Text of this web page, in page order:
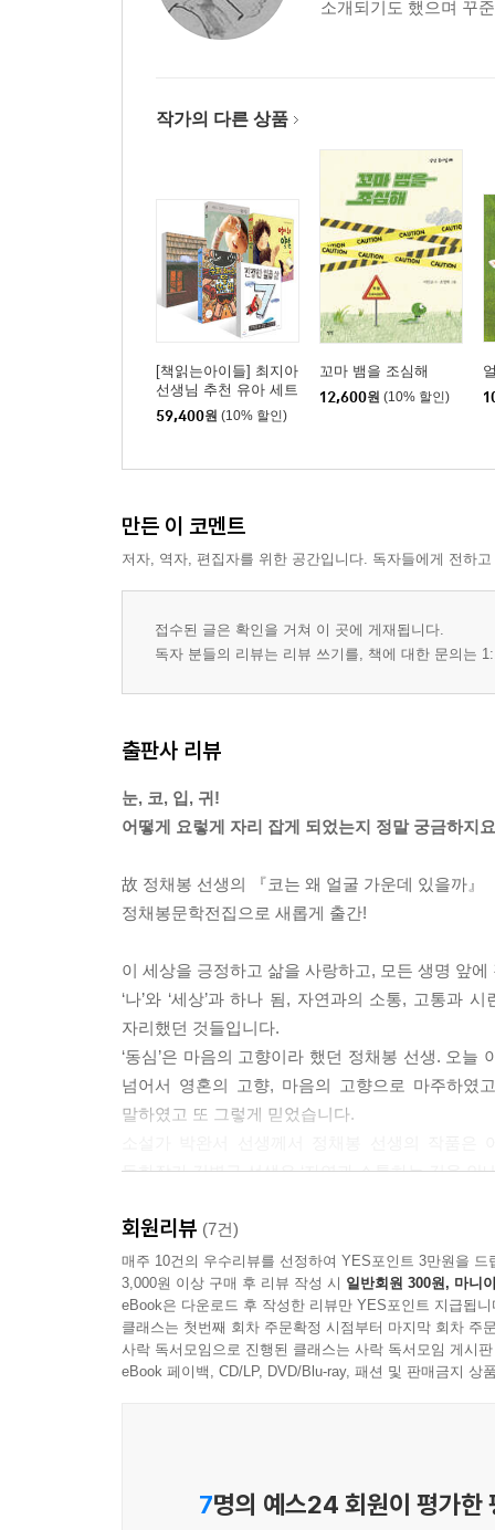
소개되기도 했으며 꾸
작가의 다른 상품
[책읽는아이들] 최지아
선생님 추천 유아 세트
59,400원 (10% 할인)
꼬마 뱀을 조심해
12,600원 (10% 할인)
만든 이 코멘트
저자, 역자, 편집자를 위한 공간입니다. 독자들에게 전하
접수된 글은 확인을 거쳐 이 곳에 게재됩니다.
독자 분들의 리뷰는 리뷰 쓰기를, 책에 대한 문의는
출판사 리뷰
눈, 코, 입, 귀!
어떻게 요렇게 자리 잡게 되었는지 정말 궁금하지
故 정채봉 선생의 『코는 왜 얼굴 가운데 있을까』
정채봉문학전집으로 새롭게 출간!
이 세상을 긍정하고 삶을 사랑하고, 모든 생명 앞
‘나’와 ‘세상’과 하나 됨, 자연과의 소통, 고통과
자리했던 것들입니다.
‘동심’은 마음의 고향이라 했던 정채봉 선생. 오늘
넘어서 영혼의 고향, 마음의 고향으로 마주하였
말하였고 또 그렇게 믿었습니다.
동화작가 김병규 선생은 ‘자연과 소통하는 길을 안
이번에 샘터 정채봉전집 동화 부분 세 번째 권으
자리 잡게 되었는지 들려주는 정채봉 선생의 저학
이야기, 쌀 한 톨과 김치 한 쪽, 돌담에 핀 꽃 한
멍멍이 이야기 등 8편의 이야기가 실려 있습니다
아이’였던 정채봉 선생은 우리네 일상 속에서 발
속에서도 또 한 번 정채봉 문학의 특징과 감동을
회원리뷰 (7건)
매주 10건의 우수리뷰를 선정하여 YES포인트 3만원을 드
3,000원 이상 구매 후 리뷰 작성 시 일반회원 300원, 마니
eBook은 다운로드 후 작성한 리뷰만 YES포인트 지급됩니
클래스는 첫번째 회차 주문확정 시점부터 마지막 회차 주
사락 독서모임으로 진행된 클래스는 사락 독서모임 게시
eBook 페이백, CD/LP, DVD/Blu-ray, 패션 및 판매금지 상
7명의 예스24 회원이 평가한